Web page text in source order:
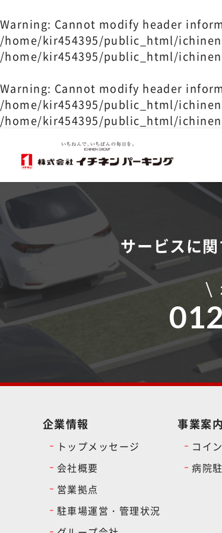
Warning: Cannot modify header
/home/kir454395/public_html/
/home/kir454395/public_html/
Warning: Cannot modify header
/home/kir454395/public_html/
/home/kir454395/public_html/
サービスに
企業情報
トップメッセージ
会社概要
営業拠点
駐車場運営・管理状況
事業案内
コイ
病院